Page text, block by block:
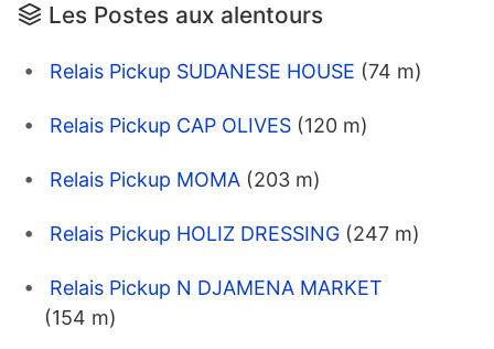
Les Postes aux alentours
Relais Pickup SUDANESE HOUSE (74 m)
Relais Pickup CAP OLIVES (120 m)
Relais Pickup MOMA (203 m)
Relais Pickup HOLIZ DRESSING (247 m)
Relais Pickup N DJAMENA MARKET
(154 m)